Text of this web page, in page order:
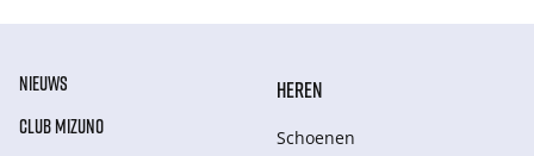
NIEUWS
CLUB MIZUNO
HEREN
Schoenen